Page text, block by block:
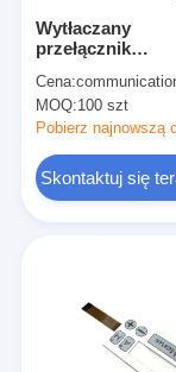
Wytłaczany
przełącznik
dotykową
zwrotną dla
ulepszonego
doświadczenia
Cena:
MOQ:100 szt
Pobierz najnowszą
Skontaktuj się